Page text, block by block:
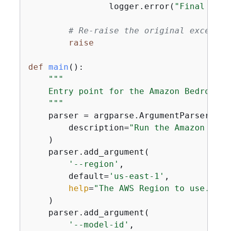
                logger.error(
"Final
# Re-raise the original
raise
def main ():
"""
Entry point for the Amazon Bedrock
    """
    parser = argparse.ArgumentParser(
        description=
"Run the Amazon
    )
    parser.add_argument(
'--region' ,
        default=
'us-east-1' ,
help="The AWS Region to use."
    )
    parser.add_argument(
'--model-id' ,